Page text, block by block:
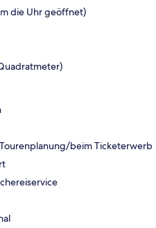
die Uhr geöffnet)
beim Ticketerwerb